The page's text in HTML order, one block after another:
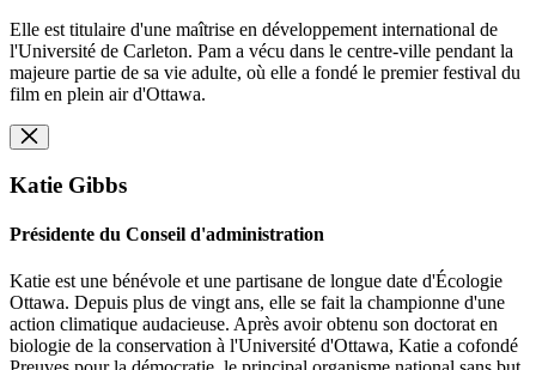
Elle est titulaire d'une maîtrise en développement international de
l'Université de Carleton. Pam a vécu dans le centre-ville pendant la
majeure partie de sa vie adulte, où elle a fondé le premier festival du
film en plein air d'Ottawa.
Katie Gibbs
Présidente du Conseil d'administration
Katie est une bénévole et une partisane de longue date d'Écologie
Ottawa. Depuis plus de vingt ans, elle se fait la championne d'une
action climatique audacieuse. Après avoir obtenu son doctorat en
biologie de la conservation à l'Université d'Ottawa, Katie a cofondé